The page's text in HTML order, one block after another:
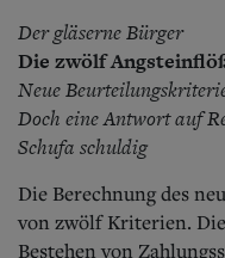
Der gläserne Bürger
Die zwölf
Neue
Doch eine Antwort auf
Schufa schuldig
Die Berechnung des
von zwölf Kriterien.
Bestehen von